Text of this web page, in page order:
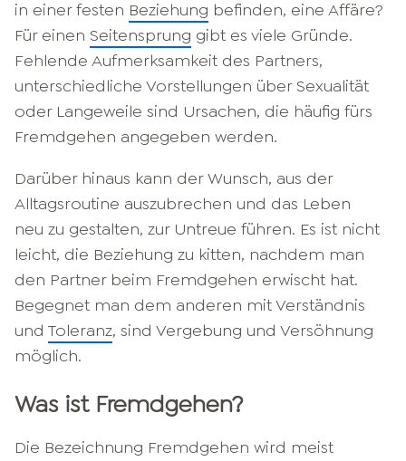
in einer festen Beziehung befinden, eine Affäre?
Für einen Seitensprung gibt es viele Gründe.
Fehlende Aufmerksamkeit des Partners,
unterschiedliche Vorstellungen über Sexualität
oder Langeweile sind Ursachen, die häufig fürs
Fremdgehen angegeben werden.
Darüber hinaus kann der Wunsch, aus der
Alltagsroutine auszubrechen und das Leben
neu zu gestalten, zur Untreue führen. Es ist nicht
leicht, die Beziehung zu kitten, nachdem man
den Partner beim Fremdgehen erwischt hat.
Begegnet man dem anderen mit Verständnis
und Toleranz, sind Vergebung und Versöhnung
möglich.
Was ist Fremdgehen?
Die Bezeichnung Fremdgehen wird meist